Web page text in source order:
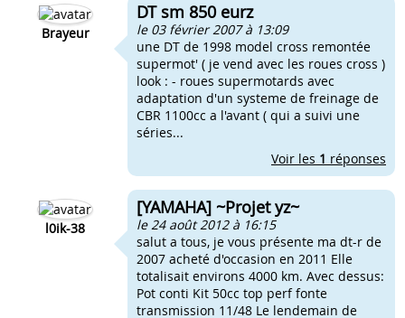
Brayeur
DT sm 850 eurz
le 03 février 2007 à 13:09
une DT de 1998 model cross remontée
supermot' ( je vend avec les roues cross )
look : - roues supermotards avec
adaptation d'un systeme de freinage de
CBR 1100cc a l'avant ( qui a suivi une
séries...
Voir les 1 réponses
l0ik-38
[YAMAHA] ~Projet yz~
le 24 août 2012 à 16:15
salut a tous, je vous présente ma dt-r de
2007 acheté d'occasion en 2011 Elle
totalisait environs 4000 km. Avec dessus:
Pot conti Kit 50cc top perf fonte
transmission 11/48 Le lendemain de